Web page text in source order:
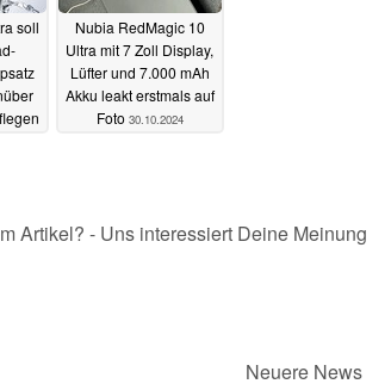
soll
Nubia RedMagic 10
Ultra mit 7 Zoll Display,
Lüfter und 7.000 mAh
Akku leakt erstmals auf
Foto 30.10.2024
Artikel? - Uns interessiert Deine Meinung
Neuere News